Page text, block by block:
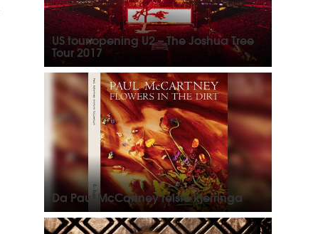
US tour opening U2 – The Joshua Tree
Tour 2017
Da Paul McCartney reiste kjerringa